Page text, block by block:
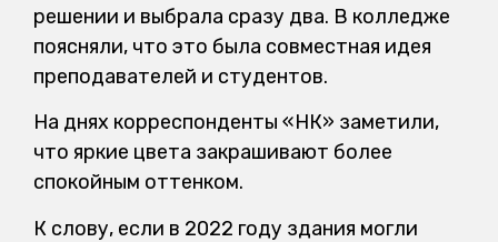
решении и выбрала сразу два. В колледже
поясняли, что это была совместная идея
преподавателей и студентов.
На днях корреспонденты «НК» заметили,
что яркие цвета закрашивают более
спокойным оттенком.
К слову, если в 2022 году здания могли